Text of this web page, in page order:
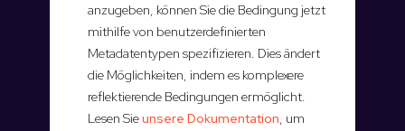
anzugeben, können Sie die Bedingung jetzt
mithilfe von benutzerdefinierten
Metadatentypen spezifizieren. Dies ändert
die Möglichkeiten, indem es komplexere
reflektierende Bedingungen ermöglicht.
Lesen Sieunsere Dokumentation, um